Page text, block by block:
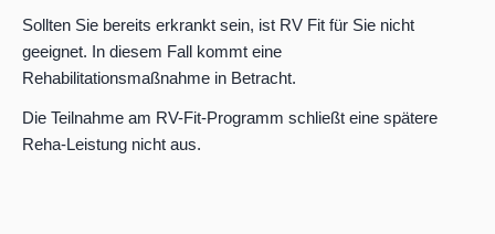
Sollten Sie bereits erkrankt sein, ist RV Fit für Sie nicht
geeignet. In diesem Fall kommt eine
Rehabilitationsmaßnahme in Betracht.
Die Teilnahme am RV-Fit-Programm schließt eine spätere
Reha-Leistung nicht aus.